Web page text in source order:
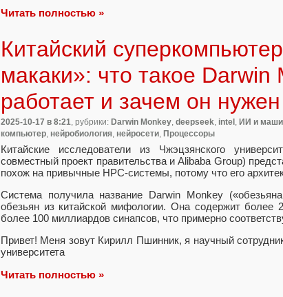
Читать полностью »
Китайский
макаки»: что такое Darwin
работает и зачем он нужен
2025-10-17 в 8:21, рубрики: Darwin Monkey, deepseek, intel , ИИ и
компьютер, нейробиология, нейросети, Процессоры
Китайские исследователи из Чжэцзянского
совместный проект правительства и Alibaba Group)
похож на привычные HPC-системы, потому что его
Система получила название Darwin Monkey
обезьян из китайской мифологии. Она содержит более
более 100 миллиардов синапсов, что примерно
Привет! Меня зовут Кирилл Пшинник, я научный
университета
Читать полностью »